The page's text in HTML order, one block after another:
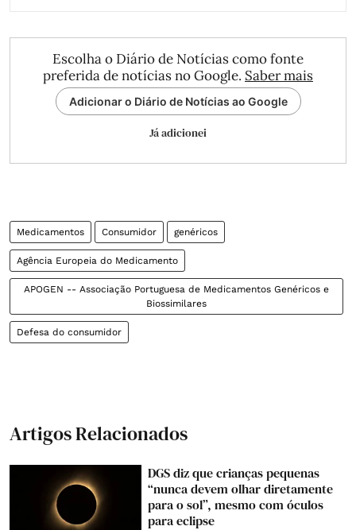
Escolha o Diário de Notícias como fonte
preferida de notícias no Google. Saber mais
Adicionar o Diário de Notícias ao Google
Já adicionei
Medicamentos Consumidor genéricos
Agência Europeia do Medicamento
APOGEN -- Associação Portuguesa de Medicamentos Genéricos e
Biossimilares
Defesa do consumidor
Artigos Relacionados
DGS diz que crianças pequenas
“nunca devem olhar diretamente
para o sol”, mesmo com óculos
para eclipse